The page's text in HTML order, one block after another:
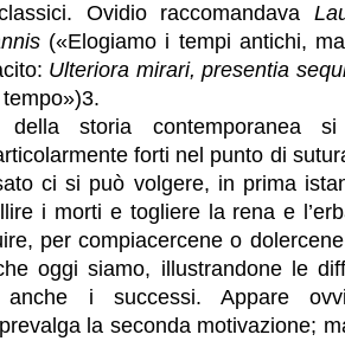
Ovidio raccomandava
(«Elogiamo i tempi antichi,
Ulteriora mirari, presentia
della storia contemporanea
forti nel punto di
ci si può volgere, in prima
i morti e togliere la rena e
per compiacercene o
oggi siamo, illustrandone le
anche i successi. Appare
la seconda motivazione;